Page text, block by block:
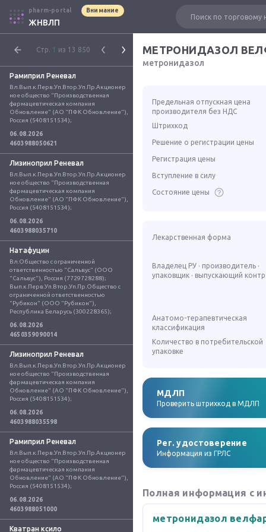
pharm-portal Внимание
ЖНВЛП
Стр. 1 из 13 850
Рамиприл Реневал
Вл.Вып.к.Перв.Уп.Втор.Уп.Пр.Акционер
ное общество "Производственная
фармацевтическая компания
Обновление" (АО "ПФК Обновление"),
Россия (5408151534);
06.08.2026
4603988050621
Лизиноприл Реневал
Вл.Вып.к.Перв.Уп.Втор.Уп.Пр.Акционер
ное общество "Производственная
фармацевтическая компания
Обновление" (АО "ПФК Обновление"),
Россия (5408151534);
06.08.2026
4603988035710
Натафуцин
Вл.Общество с ограниченной
ответственностью "Сальвус" (ООО
"Сальвус"), Россия (7729728288);
Вып.к.Перв.Уп.Втор.Уп.Пр.Общество с
ограниченной ответственностью
"Рубикон" (ООО "Рубикон"),
Республика Беларусь (300228365);
06.08.2026
4650359090014
Лизиноприл Реневал
Вл.Вып.к.Перв.Уп.Втор.Уп.Пр.Акционер
ное общество "Производственная
фармацевтическая компания
Обновление" (АО "ПФК Обновление"),
Россия (5408151534);
06.08.2026
4603988035598
Рамиприл Реневал
Вл.Вып.к.Перв.Уп.Втор.Уп.Пр.Акционер
ное общество "Производственная
фармацевтическая компания
Обновление" (АО "ПФК Обновление"),
Россия (5408151534);
06.08.2026
4603988051000
Кватран ксило
МЕТРОНИДАЗОЛ
метронидазол
Предельная отпускная цена
производителя без НДС
Штрихкод
Решение о регистрации цены
Регистрация цены
Вступление в силу
Состояние цены
Лекарственная форма
Владелец РУ · производитель ·
упаковщик · выпускающий
Анатомо-терапевтическая
классификация
Количество в потребительской
упаковке
МДЛП
Проверить штрихкод в МДЛП
Рег. удостоверение
Информация из ГРЛС
Полная информация с
метронидазол